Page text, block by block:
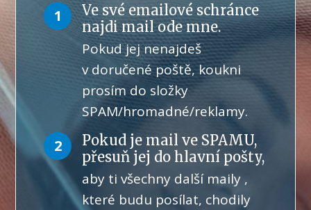
1
Ve své emailové schránce
najdi mail ode mne.
Pokud jej nenajdeš
v doručené poště, koukni
prosím do složky
SPAM/hromadné/reklamy.
2
Pokud je mail ve SPAMU,
přesuň jej do hlavní pošty,
aby ti všechny další maily ,
které budu posílat, chodily